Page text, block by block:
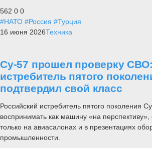
562 0 0
#НАТО #Россия #Турция
16 июня 2026Техника
Су-57 прошел проверку
истребитель пятого
подтвердил свой класс
Российский истребитель пятого поколения
воспринимать как машину «на перспективу»,
только на авиасалонах и в презентациях
промышленности.